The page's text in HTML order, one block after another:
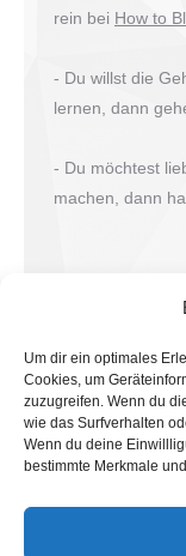
Um dir ein optimales
Cookies, um
zuzugreifen. Wenn du
wie das Surfverhalten
Wenn du deine
bestimmte Merkmale
rein bei How to
- Du willst die
lernen, dann
- Du möchtest
machen, dann
Suche